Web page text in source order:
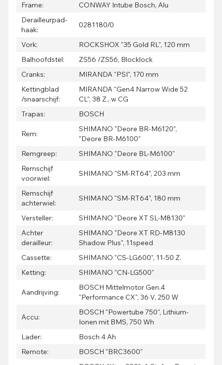
Frame:
CONWAY Intube Bosch, Alu
Derailleurpad-
haak:
0281180/0
Vork:
ROCKSHOX "35 Gold RL", 120 mm
Balhoofdstel:
ZS56 /ZS56, Blocklock
Cranks:
MIRANDA "PSI", 170 mm
Kettingblad
/snaarschijf:
MIRANDA "Gen4 Narrow Wide 52
CL", 38 Z., w CG
Trapas:
BOSCH
Rem:
SHIMANO "Deore BR-M6120",
"Deore BR-M6100"
Remgreep:
SHIMANO "Deore BL-M6100"
Remschijf
voorwiel:
SHIMANO "SM-RT64", 203 mm
Remschijf
achterwiel:
SHIMANO "SM-RT64", 180 mm
Versteller:
SHIMANO "Deore XT SL-M8130"
Achter
derailleur:
SHIMANO "Deore XT RD-M8130
Shadow Plus", 11speed
Cassette:
SHIMANO "CS-LG600", 11-50 Z.
Ketting:
SHIMANO "CN-LG500"
Aandrijving:
BOSCH Mittelmotor Gen.4
"Performance CX", 36 V, 250 W
Accu:
BOSCH "Powertube 750", Lithium-
Ionen mit BMS, 750 Wh
Lader:
Bosch 4 Ah
Remote:
BOSCH "BRC3600"